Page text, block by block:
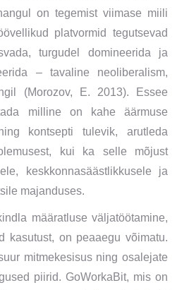
on tegemist viimase miili
platvormid tegutsevad
turgudel domineerida ja
– tavaline neoliberalism,
(Morozov, E. 2013). Essee
milline on kahe äärmuse
kontsepti tulevik, arutleda
kui ka selle mõjust
keskkonnasäästlikkusele ja
majanduses.
määratluse väljatöötamine,
kasutust, on peaaegu võimatu.
mitmekesisus ning osalejate
piirid. GoWorkaBit, mis on